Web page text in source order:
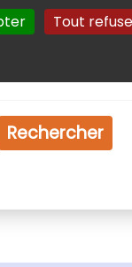
Tout
Plan du site Gestion
Rechercher